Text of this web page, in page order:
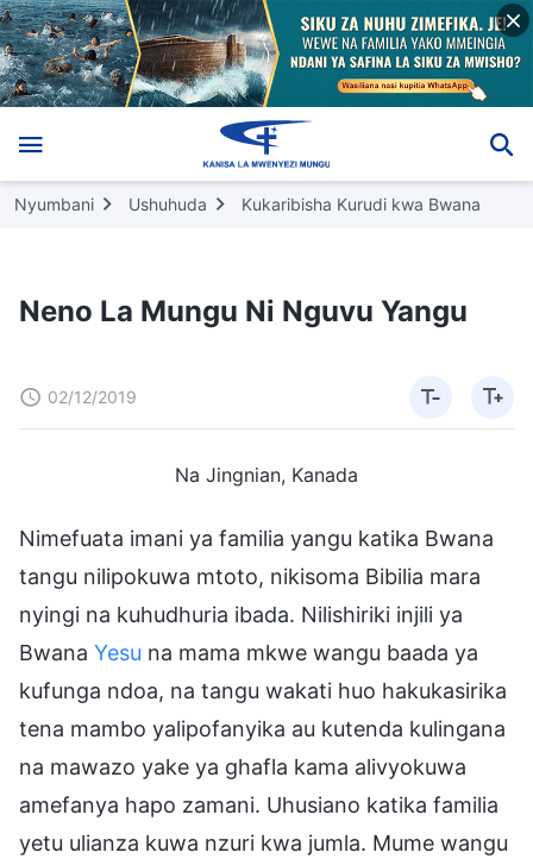
Nyumbani Ushuhuda Kukaribisha Kurudi kwa Bwana
Neno La Mungu Ni Nguvu Yangu
02/12/2019
Na Jingnian, Kanada
Nimefuata imani ya familia yangu katika Bwana
tangu nilipokuwa mtoto, nikisoma Bibilia mara
nyingi na kuhudhuria ibada. Nilishiriki injili ya
Bwana Yesu na mama mkwe wangu baada ya
kufunga ndoa, na tangu wakati huo hakukasirika
tena mambo yalipofanyika au kutenda kulingana
na mawazo yake ya ghafla kama alivyokuwa
amefanya hapo zamani. Uhusiano katika familia
yetu ulianza kuwa nzuri kwa jumla. Mume wangu